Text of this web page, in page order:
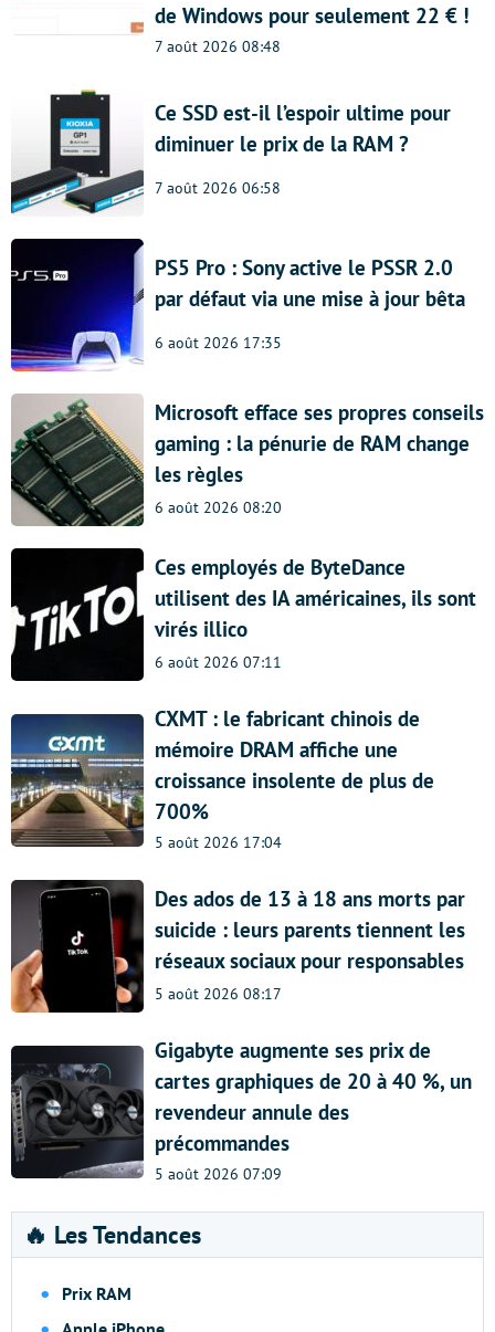
de Windows pour seulement 22 € !
7 août 2026 08:48
Ce SSD est-il l’espoir ultime pour
diminuer le prix de la RAM ?
7 août 2026 06:58
PS5 Pro : Sony active le PSSR 2.0
par défaut via une mise à jour bêta
6 août 2026 17:35
Microsoft efface ses propres conseils
gaming : la pénurie de RAM change
les règles
6 août 2026 08:20
Ces employés de ByteDance
utilisent des IA américaines, ils sont
virés illico
6 août 2026 07:11
CXMT : le fabricant chinois de
mémoire DRAM affiche une
croissance insolente de plus de
700%
5 août 2026 17:04
Des ados de 13 à 18 ans morts par
suicide : leurs parents tiennent les
réseaux sociaux pour responsables
5 août 2026 08:17
Gigabyte augmente ses prix de
cartes graphiques de 20 à 40 %, un
revendeur annule des
précommandes
5 août 2026 07:09
🔥 Les Tendances
Prix RAM